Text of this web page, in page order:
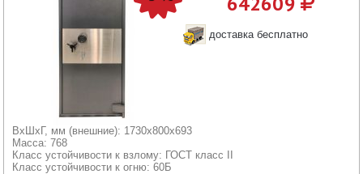
доставка бесплатно
ВхШхГ, мм (внешние): 1730x800x693
Масса: 768
Класс устойчивости к взлому: ГОСТ класс II
Класс устойчивости к огню: 60Б